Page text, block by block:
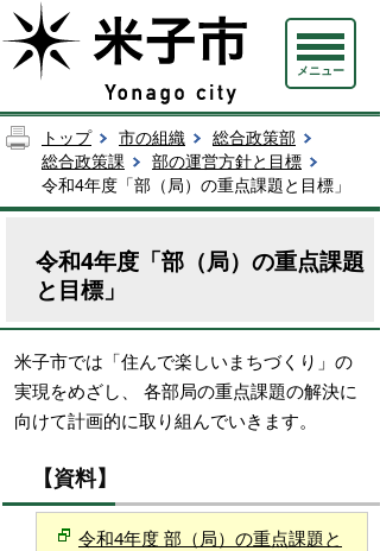
メニュー
トップ 市の組織
総合政策部
総合政策課
部の運営方針と目標
令和4年度「部（局）の重点課題と目標」
令和4年度「部（局）の重点課題
と目標」
米子市では「住んで楽しいまちづくり」の
実現をめざし、 各部局の重点課題の解決に
向けて計画的に取り組んでいきます。
【資料】
令和4年度 部（局）の重点課題と